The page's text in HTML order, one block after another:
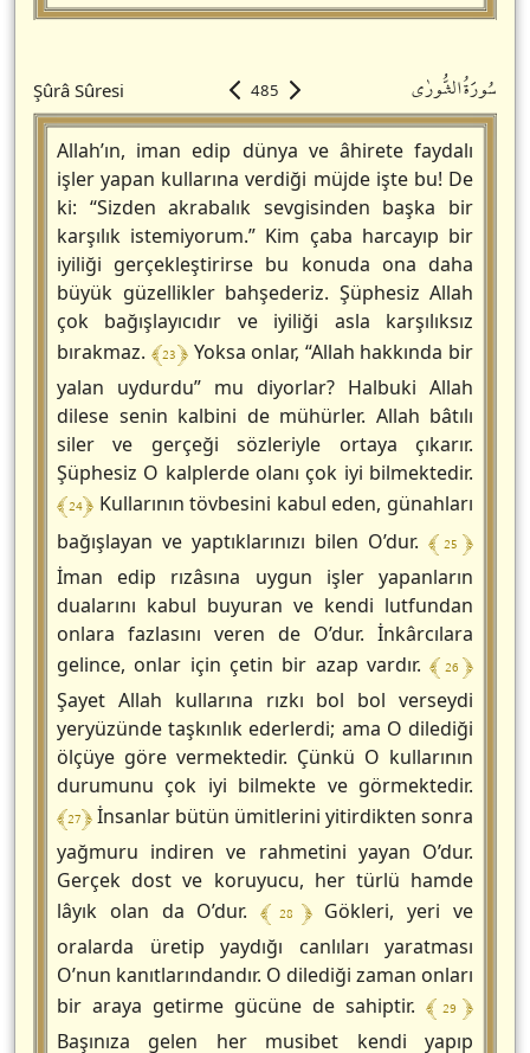
Şûrâ Sûresi 485 سُورَةُالشُّورٰى
Allah’ın, iman edip dünya ve âhirete faydalı
işler yapan kullarına verdiği müjde işte bu! De
ki: “Sizden akrabalık sevgisinden başka bir
karşılık istemiyorum.” Kim çaba harcayıp bir
iyiliği gerçekleştirirse bu konuda ona daha
büyük güzellikler bahşederiz. Şüphesiz Allah
çok bağışlayıcıdır ve iyiliği asla karşılıksız
bırakmaz. ﴾ 23 ﴿Yoksa onlar, “Allah hakkında bir
yalan uydurdu” mu diyorlar? Halbuki Allah
dilese senin kalbini de mühürler. Allah bâtılı
siler ve gerçeği sözleriyle ortaya çıkarır.
Şüphesiz O kalplerde olanı çok iyi bilmektedir.
﴾ 24 ﴿ Kullarının tövbesini kabul eden, günahları
bağışlayan ve yaptıklarınızı bilen O’dur. ﴾ 25 ﴿
İman edip rızâsına uygun işler yapanların
dualarını kabul buyuran ve kendi lutfundan
onlara fazlasını veren de O’dur. İnkârcılara
gelince, onlar için çetin bir azap vardır.﴾ 26 ﴿
Şayet Allah kullarına rızkı bol bol verseydi
yeryüzünde taşkınlık ederlerdi; ama O dilediği
ölçüye göre vermektedir. Çünkü O kullarının
durumunu çok iyi bilmekte ve görmektedir.
﴾ 27 ﴿İnsanlar bütün ümitlerini yitirdikten sonra
yağmuru indiren ve rahmetini yayan O’dur.
Gerçek dost ve koruyucu, her türlü hamde
lâyık olan da O’dur.﴾ 28 ﴿Gökleri, yeri ve
oralarda üretip yaydığı canlıları yaratması
O’nun kanıtlarındandır. O dilediği zaman onları
bir araya getirme gücüne de sahiptir. ﴾ 29 ﴿
Başınıza gelen her musibet kendi yapıp